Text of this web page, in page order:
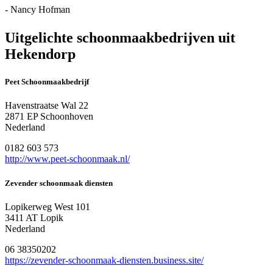
- Nancy Hofman
Uitgelichte schoonmaakbedrijven uit
Hekendorp
Peet Schoonmaakbedrijf
Havenstraatse Wal 22
2871 EP Schoonhoven
Nederland
0182 603 573
http://www.peet-schoonmaak.nl/
Zevender schoonmaak diensten
Lopikerweg West 101
3411 AT Lopik
Nederland
06 38350202
https://zevender-schoonmaak-diensten.business.site/